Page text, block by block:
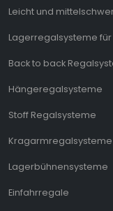
Leicht und
Lagerregalsysteme
Back to back
Hängeregalsysteme
Stoff Regalsysteme
Kragarmregalsysteme
Lagerbühnensysteme
Einfahrregale